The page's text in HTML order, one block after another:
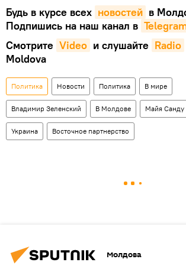
Будь в курсе всех новостей в
Подпишись на наш канал в
Смотрите Video и слушайте Radio
Moldova
Политика Новости Политика В мире
Владимир Зеленский В Молдове Майя Санду
Украина Восточное партнерство
Молдова